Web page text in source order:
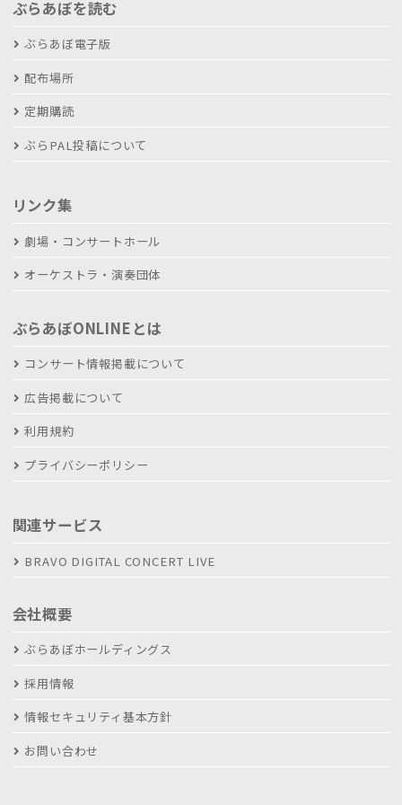
ぶらあぼを読む
ぶらあぼ電子版
配布場所
定期購読
ぶらPAL投稿について
リンク集
劇場・コンサートホール
オーケストラ・演奏団体
ぶらあぼONLINEとは
コンサート情報掲載について
広告掲載について
利用規約
プライバシーポリシー
関連サービス
BRAVO DIGITAL CONCERT LIVE
会社概要
ぶらあぼホールディングス
採用情報
情報セキュリティ基本方針
お問い合わせ